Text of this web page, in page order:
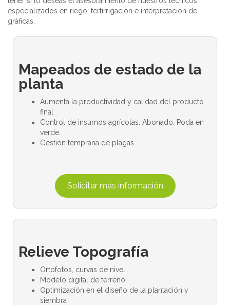
especializados en riego, fertirrigación e interpretación de
gráficas.
Mapeados de estado de la
planta
Aumenta la productividad y calidad del producto
final.
Control de insumos agrícolas. Abonado. Poda en
verde.
Gestión temprana de plagas.
Solicitar más información
Relieve Topografía
Ortofotos, curvas de nivel
Modelo digital de terreno
Optimización en el diseño de la plantación y
siembra